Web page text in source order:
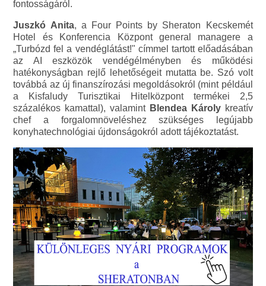
fontosságáról.
Juszkó Anita, a Four Points by Sheraton Kecskemét
Hotel és Konferencia Központ general managere a
„Turbózd fel a vendéglátást!" címmel tartott előadásában
az AI eszközök vendégélményben és működési
hatékonyságban rejlő lehetőségeit mutatta be. Szó volt
továbbá az új finanszírozási megoldásokról (mint például
a Kisfaludy Turisztikai Hitelközpont termékei 2,5
százalékos kamattal), valamint Blendea Károlykreatív
chef a forgalomnöveléshez szükséges legújabb
konyhatechnológiai újdonságokról adott tájékoztatást.